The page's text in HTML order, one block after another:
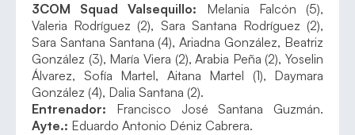
3COM Squad Valsequillo: Melania Falcón (5),
Valeria Rodríguez (2), Sara Santana Rodríguez (2),
Sara Santana Santana (4), Ariadna González, Beatriz
González (3), María Viera (2), Arabia Peña (2), Yoselin
Álvarez, Sofía Martel, Aitana Martel (1), Daymara
González (4), Dalia Santana (2).
Entrenador: Francisco José Santana Guzmán.
Ayte.: Eduardo Antonio Déniz Cabrera.